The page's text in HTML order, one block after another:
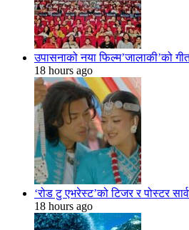
उपासनाको नया फिल्म’जालाकी’को
18 hours ago
‘रोड टु एभरेस्ट’को टिजर र पोस्टर
18 hours ago